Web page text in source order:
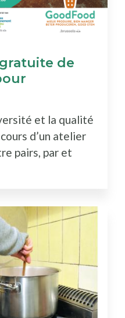
de
et la qualité
d’un atelier
pairs, par et